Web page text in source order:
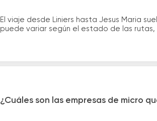
El viaje desde Liniers hasta Jesus Maria
puede variar según el estado de las
¿Cuáles son las empresas de micro